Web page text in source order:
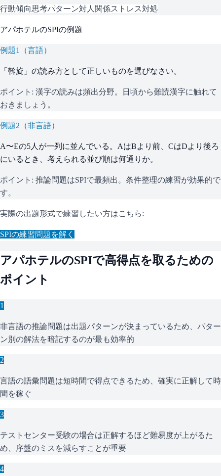
行動傾向思考パターン対人関係ストレス対処
アパホテルのSPIの例題
例題1 （言語）
「斡旋」の読み方として正しいものを選びなさい。
ポイント: 漢字の読みは頻出分野。日頃から難読漢字に触れて
おきましょう。
例題2 （非言語）
A〜Eの5人が一列に並んでいる。AはBより前、CはDより後ろ
にいるとき、考えられる並び順は何通りか。
ポイント: 推論問題はSPIで最頻出。条件整理の練習が効果的で
す。
実際の出題形式で練習したい方はこちら:
SPIの練習問題を解く
アパホテルのSPIで高得点を取るための
ポイント
1
非言語の推論問題は出題パターンが決まっているため、パター
ン別の解法を暗記するのが最も効率的
2
言語の語彙問題は短時間で得点できるため、確実に正解して時
間を稼ぐ
3
テストセンター受験の場合は正解するほど難易度が上がるた
め、序盤のミスを減らすことが重要
4